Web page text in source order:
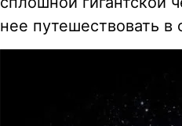
нее путешествовать